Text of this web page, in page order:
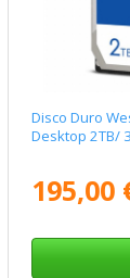
Disco Duro
Desktop 2TB/
195,00